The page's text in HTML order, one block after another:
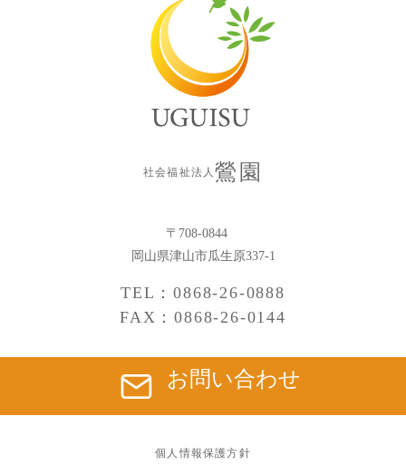
社会福祉法人鶯園
〒708-0844
岡山県津山市瓜生原337-1
TEL：0868-26-0888
FAX：0868-26-0144
お問い合わせ
個人情報保護方針